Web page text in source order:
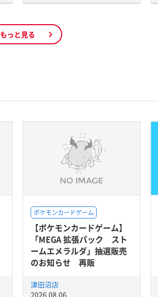
もっと見る
ポケモンカードゲーム
【ポケモンカードゲーム】
「MEGA 拡張パック スト
ームエメラルダ」抽選販売
のお知らせ 再販
津田沼店
2026.08.06